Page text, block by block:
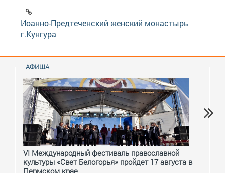
Иоанно-Предтеченский женский монастырь
г.Кунгура
АФИША
VI Международный фестиваль православной
культуры «Свет Белогорья» пройдет 17 августа в
Пермском крае